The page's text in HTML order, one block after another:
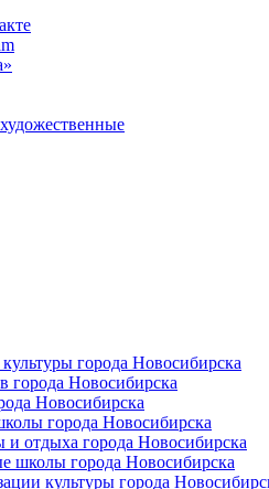
города Новосибирска
Новосибирска
Новосибирска
города Новосибирска
отдыха города Новосибирска
школы города Новосибирска
культуры города